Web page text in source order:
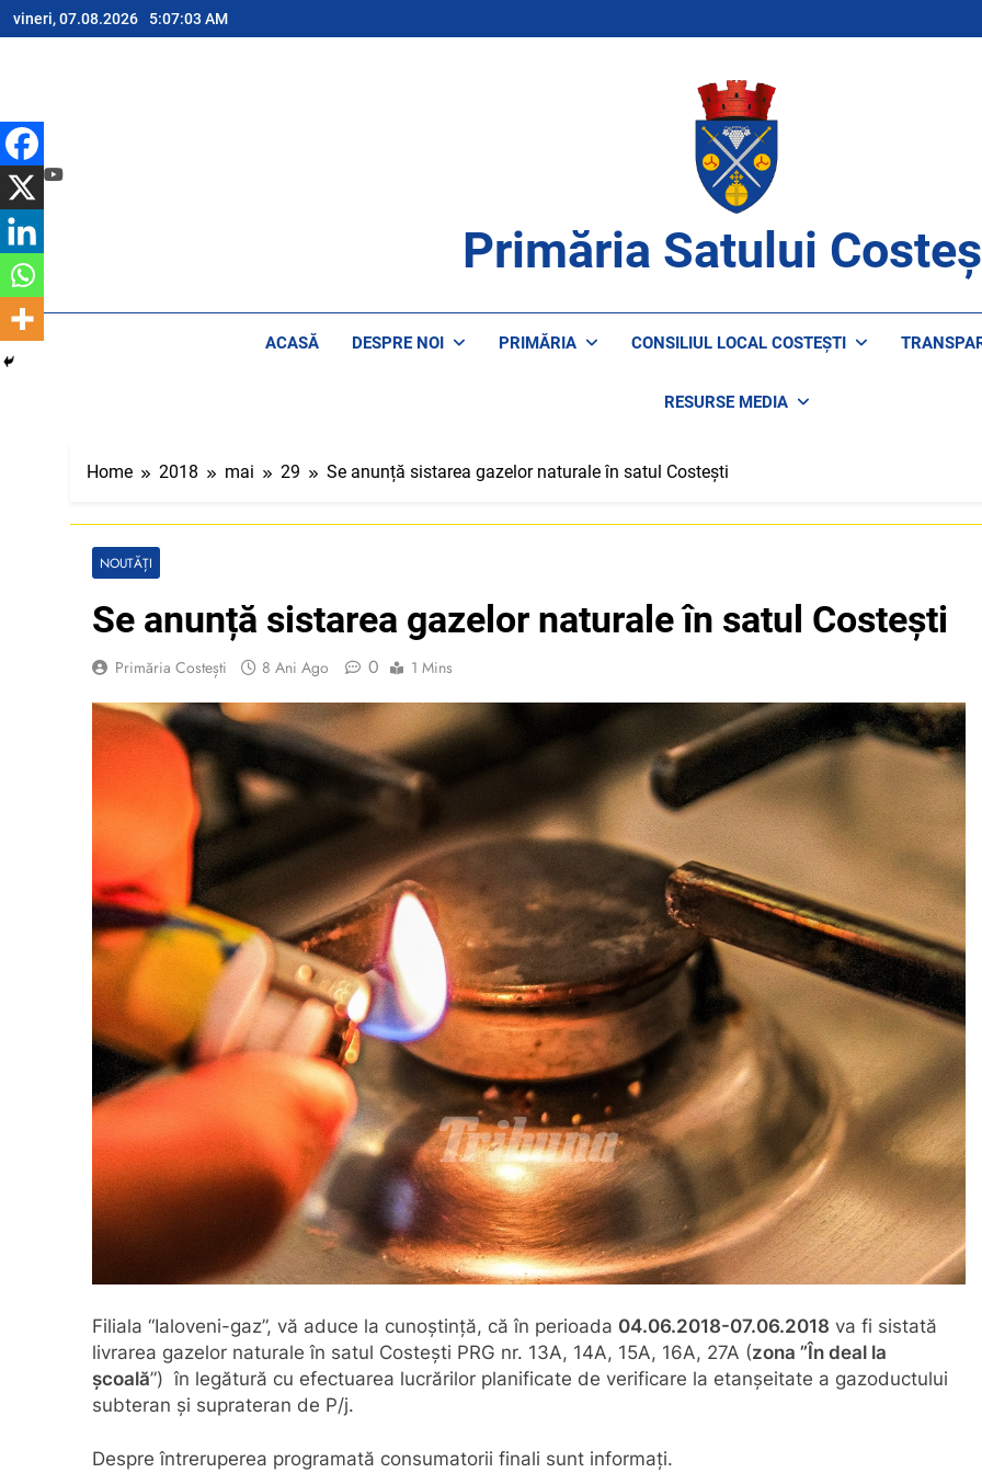
Skip
to
vineri, 07.08.2026 5:07:03 AM
Primăria Satului
ACASĂ DESPRE NOI PRIMĂRIA CONSILIUL LOCAL COSTEȘTI
RESURSE MEDIA
Home 2018 mai 29 Se anunță sistarea gazelor naturale în satul Costești
NOUTĂȚI
Se anunță sistarea gazelor naturale în satul Costești
Primăria Costești 8 Ani Ago 0 1 Mins
Filiala “Ialoveni-gaz”, vă aduce la cunoștință, că în perioada 04.06.2018-07.06.2018 va fi sistată
livrarea gazelor naturale în satul Costești PRG nr. 13A, 14A, 15A, 16A, 27A (zona ”În deal la
școală”) în legătură cu efectuarea lucrărilor planificate de verificare la etanșeitate a gazoductului
subteran și suprateran de P/j.
Despre întreruperea programată consumatorii finali sunt informați.